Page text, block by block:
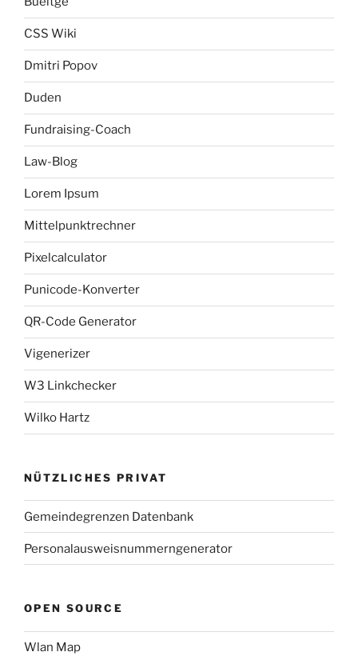
CSS Wiki
Dmitri Popov
Duden
Fundraising-Coach
Law-Blog
Lorem Ipsum
Mittelpunktrechner
Pixelcalculator
Punicode-Konverter
QR-Code Generator
Vigenerizer
W3 Linkchecker
Wilko Hartz
NÜTZLICHES PRIVAT
Gemeindegrenzen Datenbank
Personalausweisnummerngenerator
OPEN SOURCE
Wlan Map